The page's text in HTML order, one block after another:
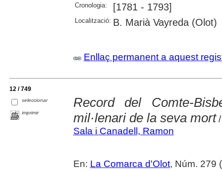
Cronologia: [1781 - 1793]
Localització: B. Marià Vayreda (Olot)
Enllaç permanent a aquest
12 / 749
seleccionar
imprimir
Record del Comte-
mil·lenari de la seva mort/
Sala i Canadell, Ramon
En: La Comarca d'Olot, Núm. 279